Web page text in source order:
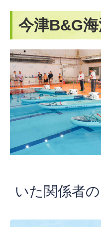
今津B&G
いた関係者